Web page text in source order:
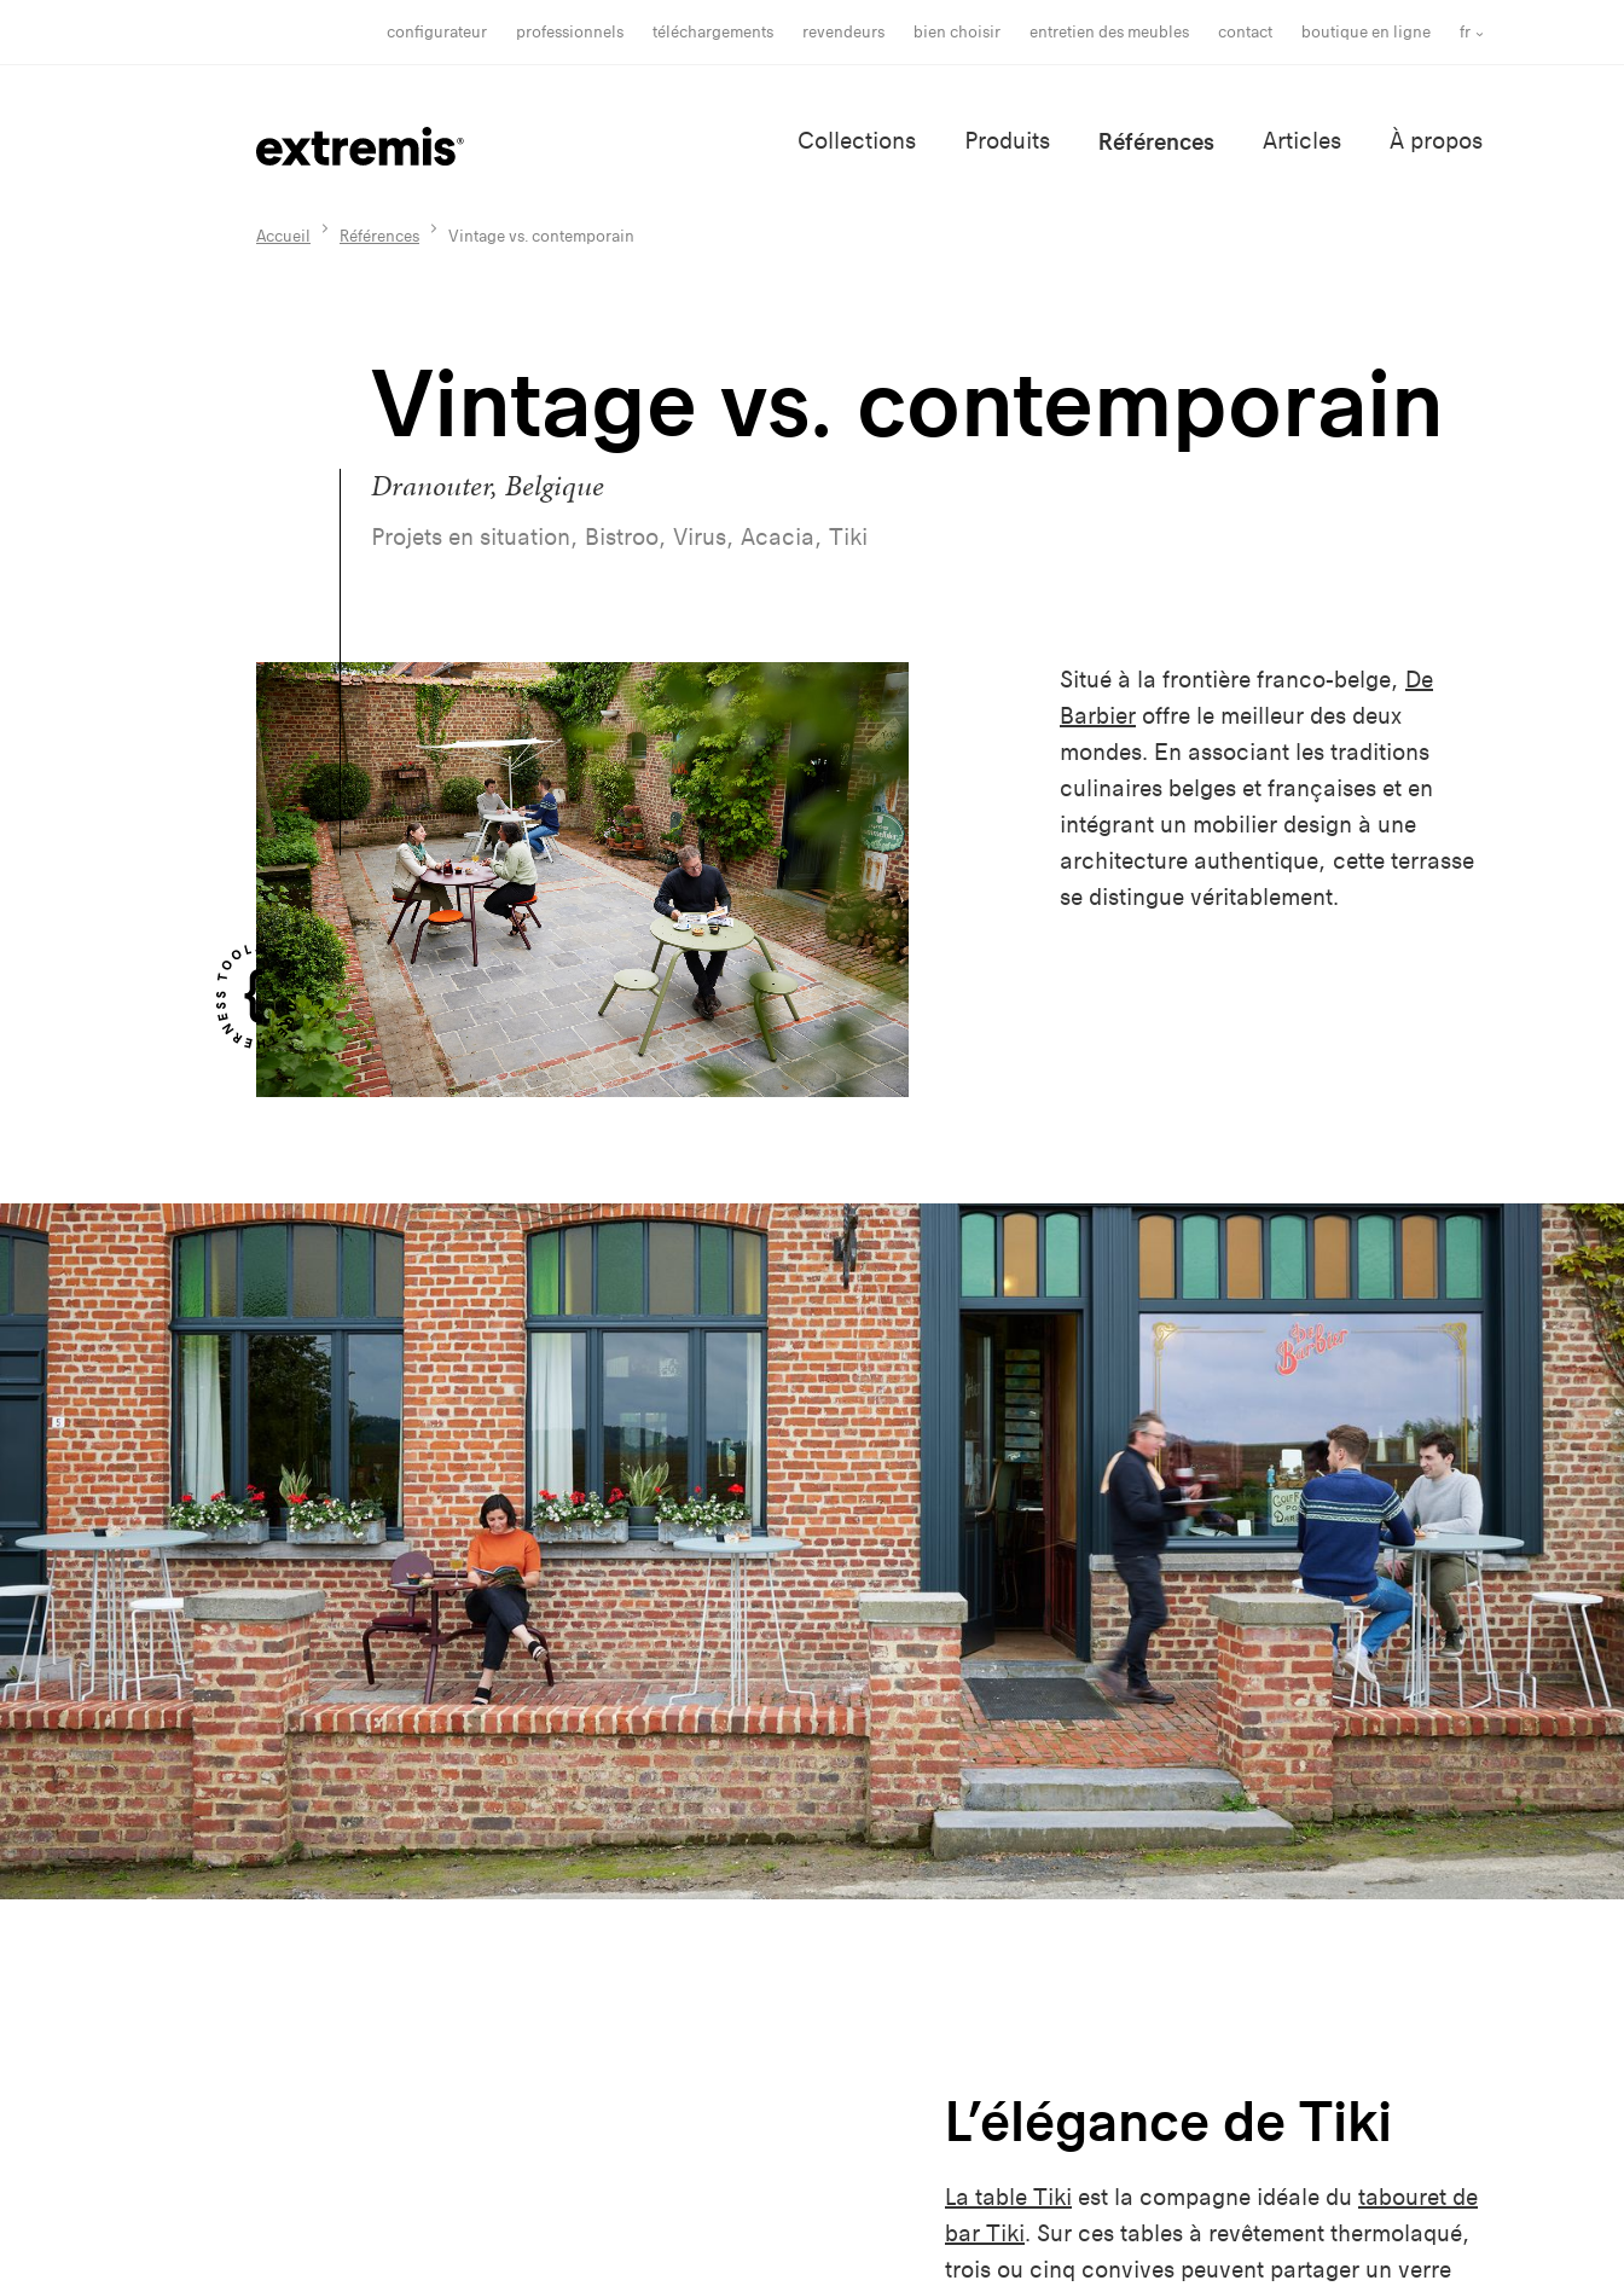
configurateur professionnels téléchargements revendeurs bien choisir entretien des meubles contact boutique en ligne fr
Collections Produits Références Articles À propos
Accueil Références Vintage vs. contemporain
Vintage vs. contemporain
Dranouter, Belgique
Projets en situation, Bistroo, Virus, Acacia, Tiki
Situé à la frontière franco-belge, De
Barbier offre le meilleur des deux
mondes. En associant les traditions
culinaires belges et françaises et en
intégrant un mobilier design à une
architecture authentique, cette terrasse
se distingue véritablement.
L’élégance de Tiki
La table Tiki est la compagne idéale du tabouret de
bar Tiki. Sur ces tables à revêtement thermolaqué,
trois ou cinq convives peuvent partager un verre